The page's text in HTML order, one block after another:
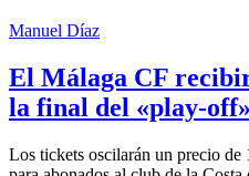
Manuel Díaz
El Málaga CF
la final del «play-
Los tickets oscilarán un precio de